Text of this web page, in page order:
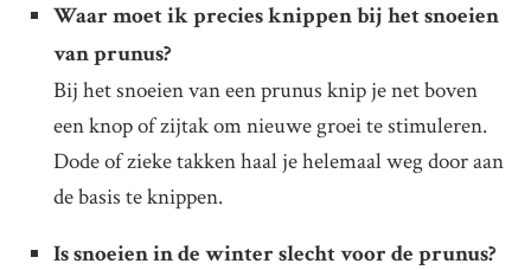
Waar moet ik precies knippen bij het snoeien
van prunus?
Bij het snoeien van een prunus knip je net boven
een knop of zijtak om nieuwe groei te stimuleren.
Dode of zieke takken haal je helemaal weg door aan
de basis te knippen.
Is snoeien in de winter slecht voor de prunus?